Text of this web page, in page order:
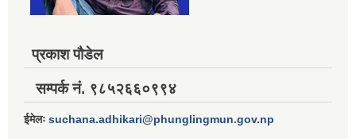
प्रकाश पौडेल
सम्पर्क नं. ९८५२६६०९९४
ईमेलः suchana.adhikari@phunglingmun.gov.np